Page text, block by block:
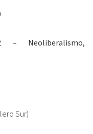
–
Neoliberalismo,
Sur)